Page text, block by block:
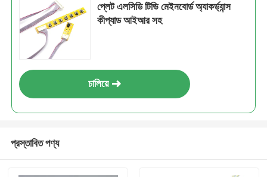
প্লেট এলসিডি টিভি মেইনবোর্ড অ্যাকর্ড্যান্স
কীপ্যাড আইআর সহ
চালিয়ে
প্রস্তাবিত পণ্য